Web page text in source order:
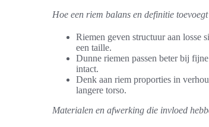
Hoe een riem balans en definitie toevoegt
Riemen geven structuur aan losse
een taille.
Dunne riemen passen beter bij
intact.
Denk aan riem proporties in
langere torso.
Materialen en afwerking die invloed